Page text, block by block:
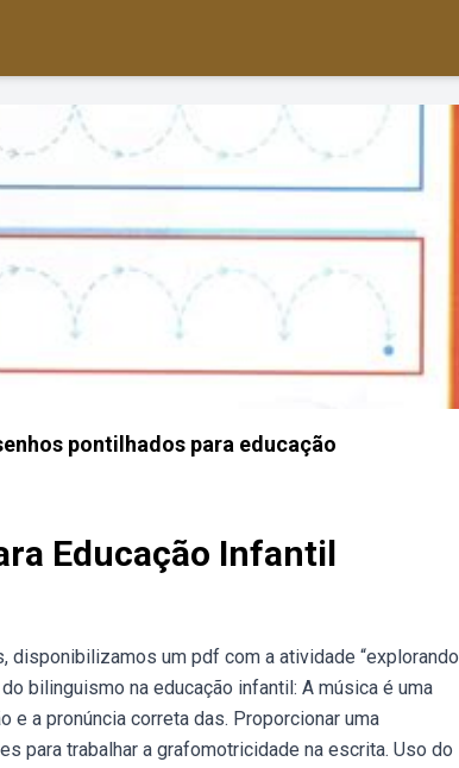
pontilhados para educação
Educação Infantil
disponibilizamos um pdf com a atividade “explorando
bilinguismo na educação infantil: A música é uma
a pronúncia correta das. Proporcionar uma
para trabalhar a grafomotricidade na escrita. Uso do